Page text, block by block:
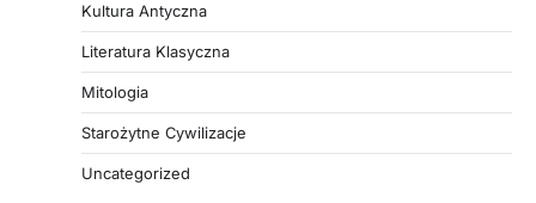
Kultura Antyczna
Literatura Klasyczna
Mitologia
Starożytne Cywilizacje
Uncategorized